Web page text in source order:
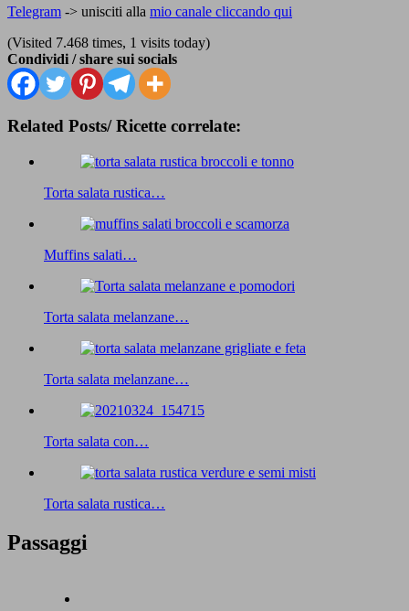
Telegram -> unisciti alla mio canale cliccando qui
(Visited 7.468 times, 1 visits today)
Condividi / share sui socials
Related Posts/ Ricette correlate:
Torta salata rustica…
Muffins salati…
Torta salata melanzane…
Torta salata melanzane…
Torta salata con…
Torta salata rustica…
Passaggi